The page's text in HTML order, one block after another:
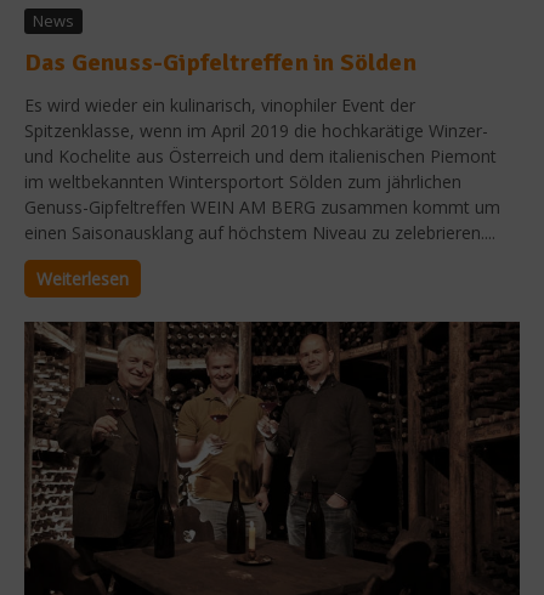
News
Das Genuss-Gipfeltreffen in Sölden
Es wird wieder ein kulinarisch, vinophiler Event der
Spitzenklasse, wenn im April 2019 die hochkarätige Winzer-
und Kochelite aus Österreich und dem italienischen Piemont
im weltbekannten Wintersportort Sölden zum jährlichen
Genuss-Gipfeltreffen WEIN AM BERG zusammen kommt um
einen Saisonausklang auf höchstem Niveau zu zelebrieren....
Weiterlesen